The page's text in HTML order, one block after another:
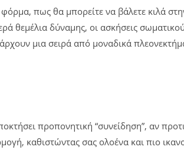
πως θα μπορείτε να βάλετε κιλά
θεμέλια δύναμης, οι ασκήσεις
μια σειρά από μοναδικά
προπονητική “συνείδηση”, αν
καθιστώντας σας ολοένα και πιο